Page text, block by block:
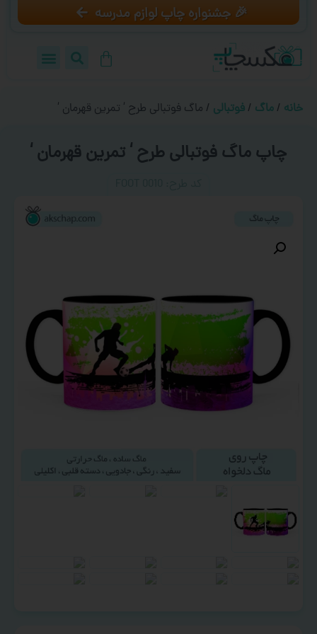
🎉 جشنواره چاپ لوازم مدرسه
خانه / ماگ / فوتبالی / ماگ فوتبالی طرح ‘ تمرین قهرمان ‘
چاپ ماگ فوتبالی طرح ‘ تمرین قهرمان ‘